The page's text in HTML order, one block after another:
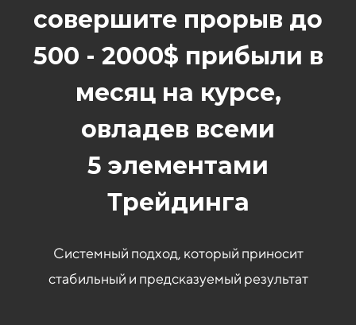
совершите прорыв до
500 - 2000$ прибыли в
месяц на курсе,
овладев всеми
5 элементами
Трейдинга
Системный подход, который приносит
стабильный и предсказуемый результат